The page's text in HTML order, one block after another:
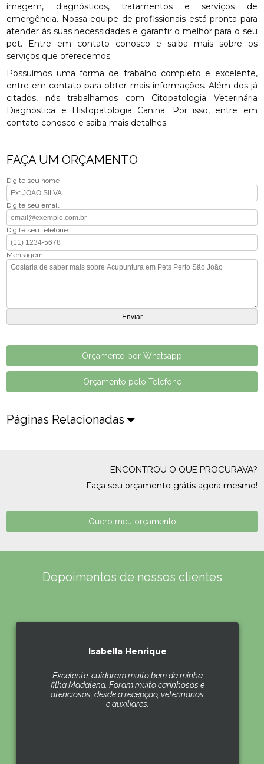
imagem, diagnósticos, tratamentos e serviços de
emergência. Nossa equipe de profissionais está pronta para
atender às suas necessidades e garantir o melhor para o seu
pet. Entre em contato conosco e saiba mais sobre os
serviços que oferecemos.
Possuímos uma forma de trabalho completo e excelente,
entre em contato para obter mais informações. Além dos já
citados, nós trabalhamos com Citopatologia Veterinária
Diagnóstica e Histopatologia Canina. Por isso, entre em
contato conosco e saiba mais detalhes.
FAÇA UM ORÇAMENTO
Digite seu nome
Digite seu email
Digite seu telefone
Mensagem
Orçamento por Whatsapp
Orçamento pelo Telefone
Páginas Relacionadas
ENCONTROU O QUE PROCURAVA?
Faça seu orçamento grátis agora mesmo!
Quero meu orçamento
Depoimentos de nossos clientes
Isabella Henrique
Excelente, cuidaram muito bem da minha
filha Madalena. Foram muito carinhosos e
atenciosos, desde a recepção, veterinários
e auxiliares.